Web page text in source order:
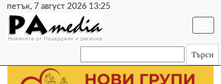
петък, 7 август 2026 13:25